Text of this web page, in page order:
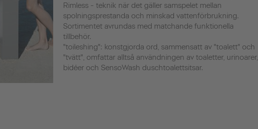
Rimless - teknik när det gäller samspelet mellan
spolningsprestanda och minskad vattenförbrukning.
Sortimentet avrundas med matchande funktionella
tillbehör.
"toileshing": konstgjorda ord, sammensatt av "toalett" och
"tvätt", omfattar alltså användningen av toaletter, urinoarer,
bidéer och SensoWash duschtoalettsitsar.